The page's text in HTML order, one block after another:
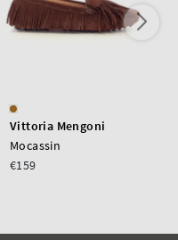
Vittoria Mengoni
Mocassin
€159